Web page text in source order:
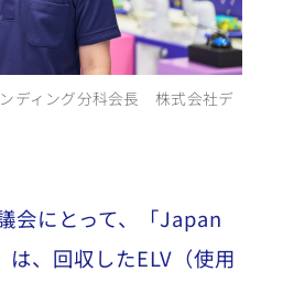
ディング分科会長 株式会社デ
会にとって、「Japan
は、回収したELV （使用